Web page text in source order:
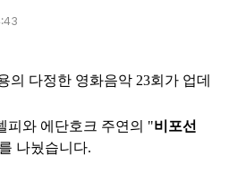
의 다정한 영화음악 23회 가 업데
피와 에단호크 주연의 "비포선
나눴습니다.